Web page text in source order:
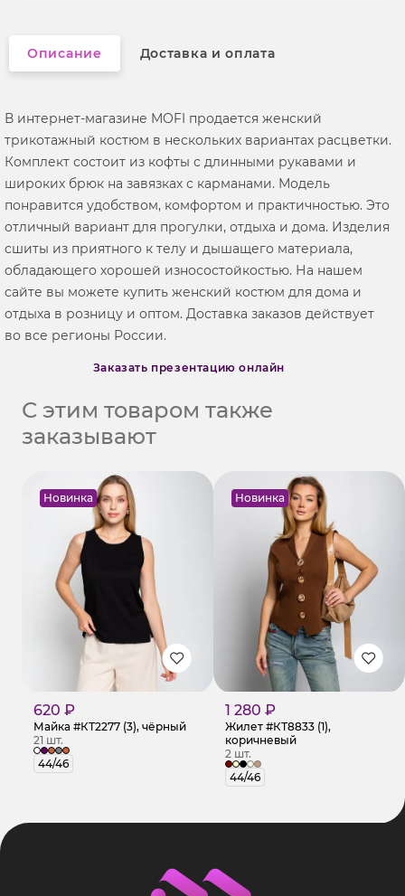
Описание Доставка и оплата
В интернет-магазине MOFI продается женский
трикотажный костюм в нескольких вариантах расцветки.
Комплект состоит из кофты с длинными рукавами и
широких брюк на завязках с карманами. Модель
понравится удобством, комфортом и практичностью. Это
отличный вариант для прогулки, отдыха и дома. Изделия
сшиты из приятного к телу и дышащего материала,
обладающего хорошей износостойкостью. На нашем
сайте вы можете купить женский костюм для дома и
отдыха в розницу и оптом. Доставка заказов действует
во все регионы России.
Заказать презентацию онлайн
С этим товаром также
заказывают
Новинка
620 ₽
Майка #КТ2277 (3), чёрный
21 шт.
44/46
Новинка
1 280 ₽
Жилет #КТ8833 (1),
коричневый
2 шт.
44/46